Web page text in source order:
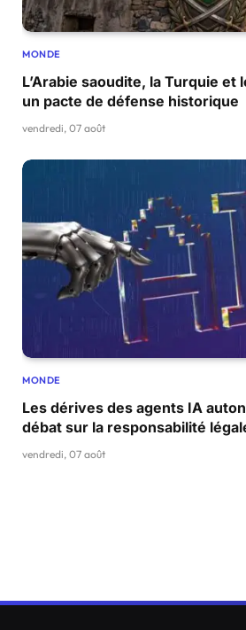
MONDE
L’Arabie saoudite, la Turquie et
un pacte de défense historique
vendredi, 07 août
MONDE
Les dérives des agents IA
débat sur la responsabilité
vendredi, 07 août